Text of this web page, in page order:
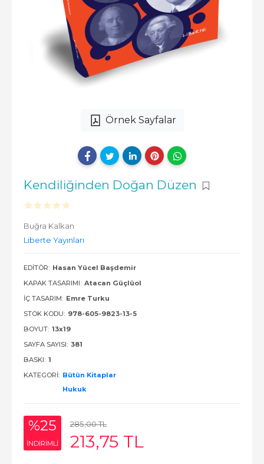
Örnek Sayfalar
Kendiliğinden Doğan Düzen
Buğra Kalkan
Liberte Yayınları
EDITÖR: Hasan Yücel Başdemir
KAPAK TASARIMI: Atacan Güçlüol
İÇ TASARIM: Emre Turku
STOK KODU: 978-605-9823-13-5
BOYUT: 13x19
SAYFA SAYISI: 381
BASKI: 1
KATEGORI: Bütün Kitaplar
Hukuk
%25
INDIRIMLI
285,00TL
213,75 TL